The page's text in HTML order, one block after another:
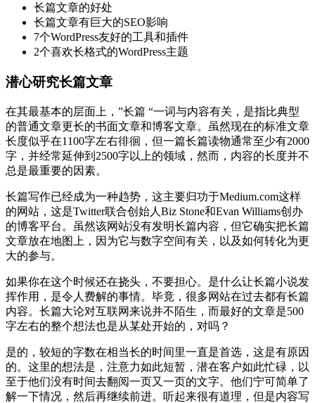
长篇文章的好处
长篇文章有巨大的SEO影响
7个WordPress友好的工具和插件
2个喜欢长格式的WordPress主题
潜心研究长篇文章
在其最基本的层面上，”长篇 “一词与内容有关，是指比典型
的普通文章更长的书面文章和博客文章。虽然现在的标准文章
长度似乎在1100字左右徘徊，但一篇长篇读物通常至少有2000
字，并经常延伸到2500字以上的领域，然而，内容的长度并不
总是最重要的因素。
长篇写作已经成为一种趋势，这主要归功于Medium.com这样
的网站，这是Twitter联合创始人Biz Stone和Evan Williams创办
的博客平台。虽然该网站没有发明长篇内容，但它确实把长篇
文章放在地图上，因为它与数字空间有关，以及如何转化为更
大的参与。
如果你在这个时候还在挠头，不要担心。是什么让长篇小说发
挥作用，是令人费解的事情。毕竟，很多网站在过去都有长篇
内容。长篇大论对互联网来说并不陌生，而最好的文章是500
字左右的整个想法也是从某处开始的，对吗？
是的，较短的字数在相当长的时间里一直是首选，这是有原因
的。这里的想法是，注意力如此短暂，潜在客户如此忙碌，以
至于他们没有时间去翻阅一页又一页的文字。他们宁可简单了
解一下情况，然后再继续前进。听起来很有道理，但是内容写